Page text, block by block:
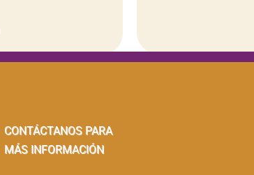
CONTÁCTANOS PARA
MÁS INFORMACIÓN